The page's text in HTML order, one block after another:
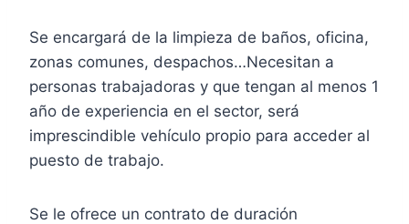
Se encargará de la limpieza de baños, oficina,
zonas comunes, despachos…Necesitan a
personas trabajadoras y que tengan al menos 1
año de experiencia en el sector, será
imprescindible vehículo propio para acceder al
puesto de trabajo.
Se le ofrece un contrato de duración